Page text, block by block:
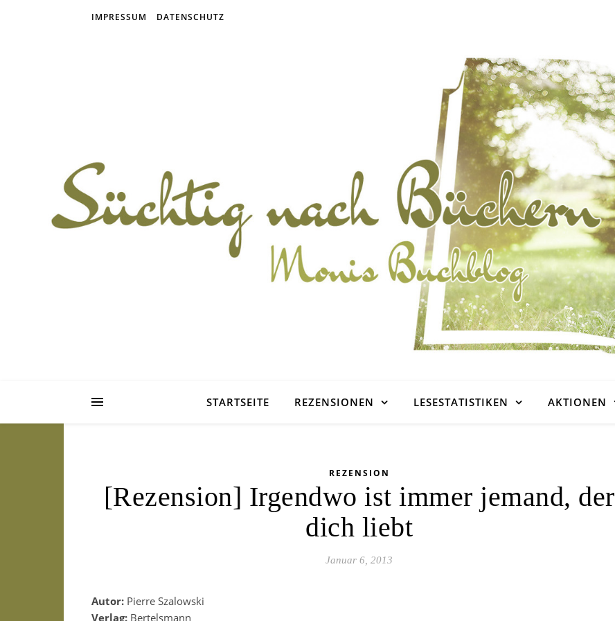
IMPRESSUM DATENSCHUTZ
STARTSEITE REZENSIONEN LESESTATISTIKEN AKTIONEN
REZENSION
[Rezension] Irgendwo ist immer jemand, der
dich liebt
Januar 6, 2013
Autor: Pierre Szalowski
Verlag: Bertelsmann